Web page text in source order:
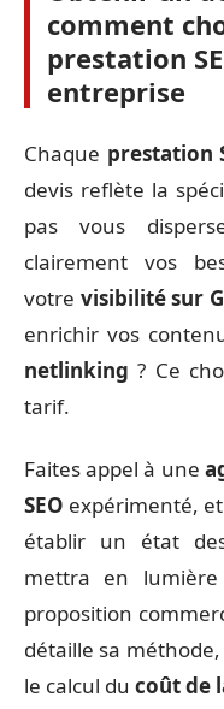
comment
prestation
entreprise
Chaque prestation
devis reflète la
pas vous
clairement vos
votre visibilité sur
enrichir vos
netlinking ? Ce
tarif.
Faites appel à une
SEO expérimenté,
établir un état
mettra en
proposition
détaille sa
le calcul du coût de